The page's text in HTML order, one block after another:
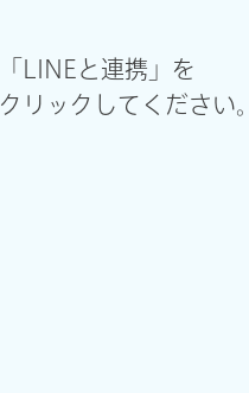
「LINEと連携」を
クリックしてください。